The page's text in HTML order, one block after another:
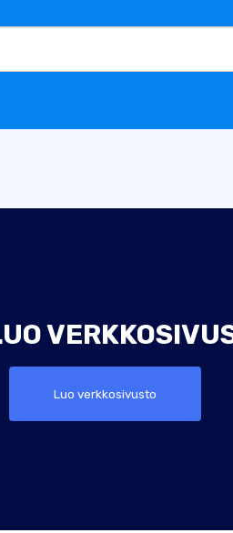
Luo verkkosivusto